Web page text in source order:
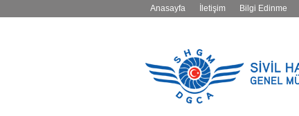
Anasayfa İletişim Bilgi Edinme